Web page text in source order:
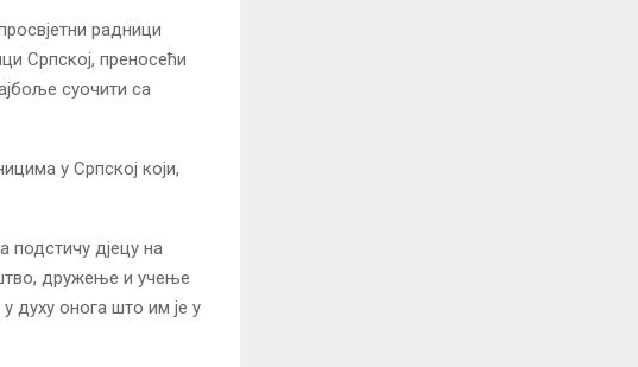
радници
Српској, преносећи
суочити са
у Српској који,
подстичу дјецу на
дружење и учење
духу онога што им је у